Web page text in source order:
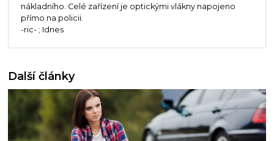
nákladního. Celé zařízení je optickými vlákny napojeno
přímo na policii.
-ric- ; Idnes
Další články